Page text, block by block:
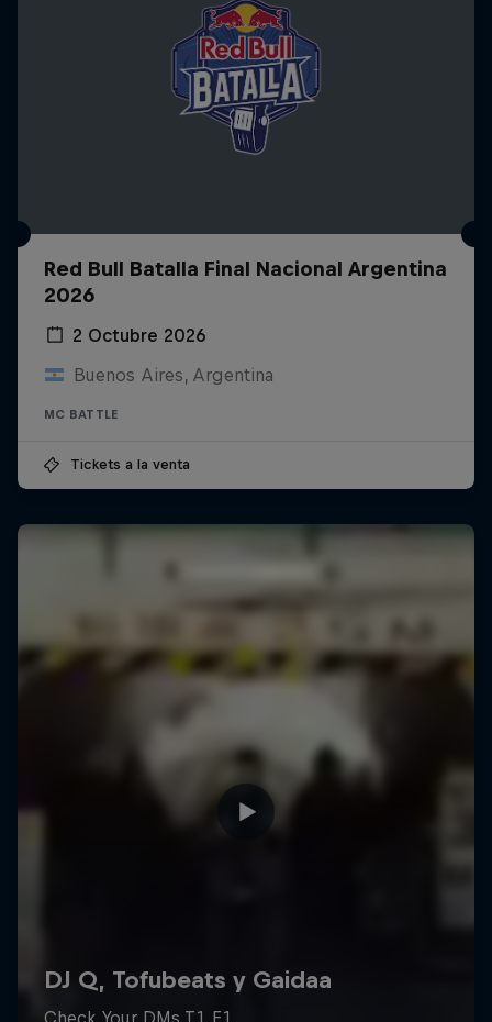
Red Bull Batalla Final Nacional Argentina
2026
2 Octubre 2026
Buenos Aires, Argentina
MC BATTLE
Tickets a la venta